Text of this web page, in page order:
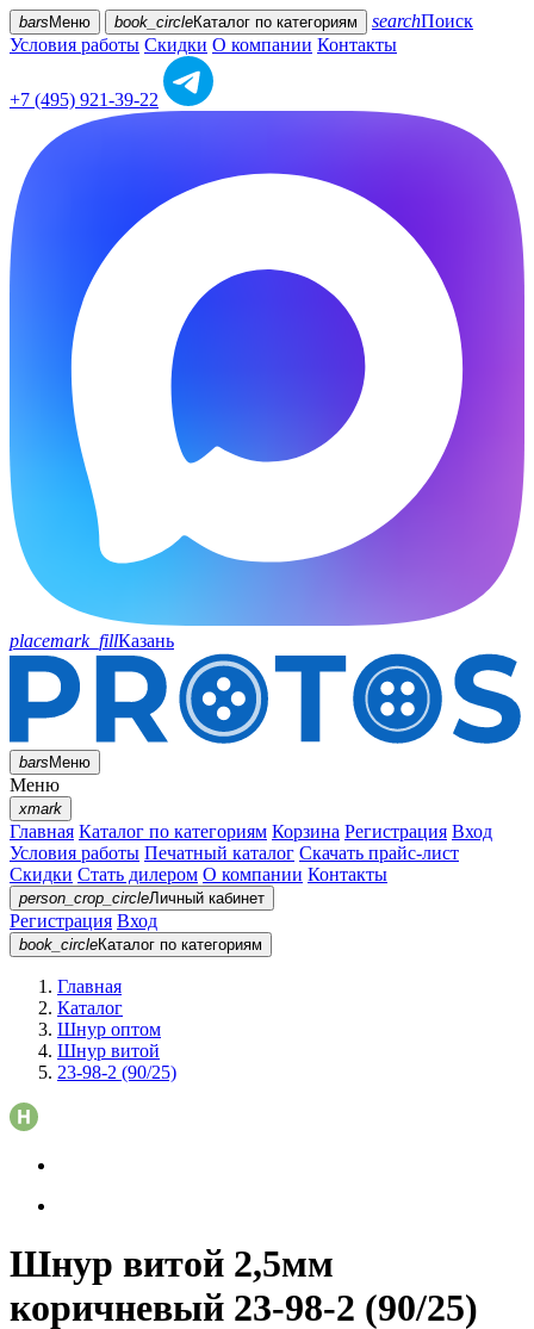
bars Меню book_circleКаталог по категориям searchПоиск
Условия работы Скидки О компании Контакты
+7 (495) 921-39-22
placemark_fillКазань
barsМеню
Меню
xmark
Главная Каталог по категориям Корзина Регистрация Вход
Условия работы Печатный каталог Скачать прайс-лист
Скидки Стать дилером О компании Контакты
person_crop_circleЛичный кабинет
Регистрация Вход
book_circleКаталог по категориям
Главная
Каталог
Шнур оптом
Шнур витой
23-98-2 (90/25)
Шнур витой 2,5мм
коричневый 23-98-2 (90/25)